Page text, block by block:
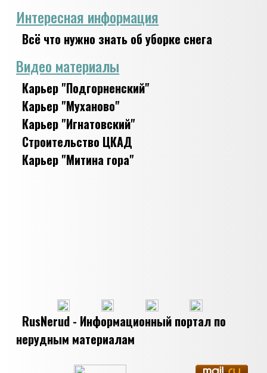
Интересная информация
Всё что нужно знать об уборке снега
Видео материалы
Карьер "Подгорненский"
Карьер "Муханово"
Карьер "Игнатовский"
Строительство ЦКАД
Карьер "Митина гора"
RusNerud - Информационный портал по
нерудным материалам